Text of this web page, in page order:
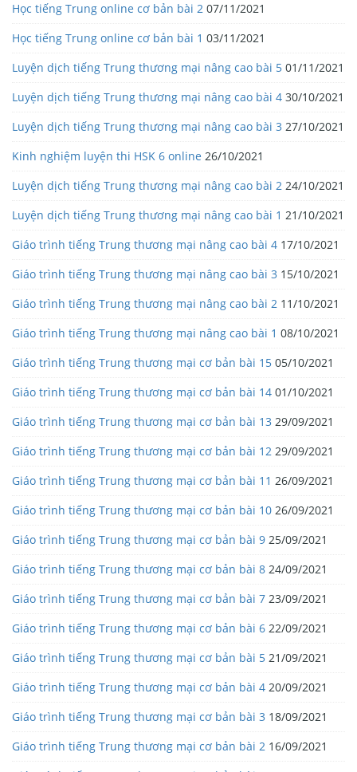
Học tiếng Trung online cơ bản bài 2 07/11/2021
Học tiếng Trung online cơ bản bài 1 03/11/2021
Luyện dịch tiếng Trung thương mại nâng cao bài 5 01/11/2021
Luyện dịch tiếng Trung thương mại nâng cao bài 4 30/10/2021
Luyện dịch tiếng Trung thương mại nâng cao bài 3 27/10/2021
Kinh nghiệm luyện thi HSK 6 online 26/10/2021
Luyện dịch tiếng Trung thương mại nâng cao bài 2 24/10/2021
Luyện dịch tiếng Trung thương mại nâng cao bài 1 21/10/2021
Giáo trình tiếng Trung thương mại nâng cao bài 4 17/10/2021
Giáo trình tiếng Trung thương mại nâng cao bài 3 15/10/2021
Giáo trình tiếng Trung thương mại nâng cao bài 2 11/10/2021
Giáo trình tiếng Trung thương mại nâng cao bài 1 08/10/2021
Giáo trình tiếng Trung thương mại cơ bản bài 15 05/10/2021
Giáo trình tiếng Trung thương mại cơ bản bài 14 01/10/2021
Giáo trình tiếng Trung thương mại cơ bản bài 13 29/09/2021
Giáo trình tiếng Trung thương mại cơ bản bài 12 29/09/2021
Giáo trình tiếng Trung thương mại cơ bản bài 11 26/09/2021
Giáo trình tiếng Trung thương mại cơ bản bài 10 26/09/2021
Giáo trình tiếng Trung thương mại cơ bản bài 9 25/09/2021
Giáo trình tiếng Trung thương mại cơ bản bài 8 24/09/2021
Giáo trình tiếng Trung thương mại cơ bản bài 7 23/09/2021
Giáo trình tiếng Trung thương mại cơ bản bài 6 22/09/2021
Giáo trình tiếng Trung thương mại cơ bản bài 5 21/09/2021
Giáo trình tiếng Trung thương mại cơ bản bài 4 20/09/2021
Giáo trình tiếng Trung thương mại cơ bản bài 3 18/09/2021
Giáo trình tiếng Trung thương mại cơ bản bài 2 16/09/2021